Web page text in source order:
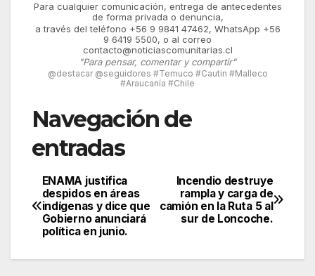
Para cualquier comunicación, entrega de antecedentes
de forma privada o denuncia,
a través del teléfono +56 9 9841 47462, WhatsApp +56
9 6419 5500, o al correo
contacto@noticiascomunitarias.cl
"Para pensar, comentar y compartir"
@destacar @seguidores #Temuco #Cautin #Malleco
#Araucanía #Chile
Navegación de
entradas
Incendio destruye
rampla y carga de
camión en la Ruta 5 al
sur de Loncoche.
ENAMA justifica
despidos en áreas
indígenas y dice que
Gobierno anunciará
política en junio.